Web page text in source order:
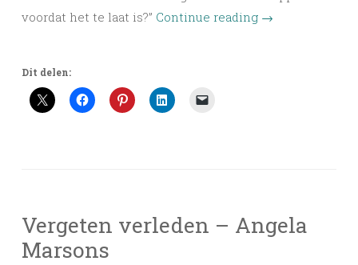
voordat het te laat is?” Continue reading →
Dit delen:
Vergeten verleden – Angela
Marsons